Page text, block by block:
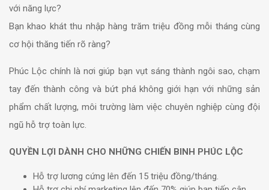
với năng lực?
Bạn khao khát thu nhập hàng trăm triệu đồng mỗi tháng cùng
cơ hội thăng tiến rõ ràng?
Phúc Lộc chính là nơi giúp bạn vụt sáng thành ngôi sao, chạm
tay đến thành công và bứt phá không giới hạn với những sản
phẩm chất lượng, môi trường làm việc chuyên nghiệp cùng đội
ngũ hỗ trợ toàn lực.
QUYỀN LỢI DÀNH CHO NHỮNG CHIẾN BINH PHÚC LỘC
Hỗ trợ lương cứng lên đến 15 triệu đồng/tháng.